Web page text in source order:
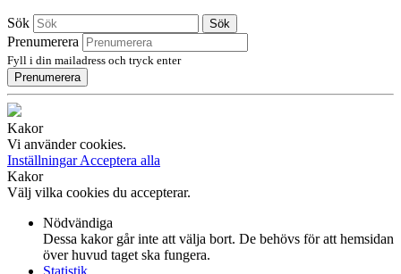
Sök Sök
Prenumerera
Fyll i din mailadress och tryck enter
Prenumerera
Kakor
Vi använder cookies.
InställningarAcceptera alla
Kakor
Välj vilka cookies du accepterar.
Nödvändiga
Dessa kakor går inte att välja bort. De behövs för att hemsidan
över huvud taget ska fungera.
Statistik